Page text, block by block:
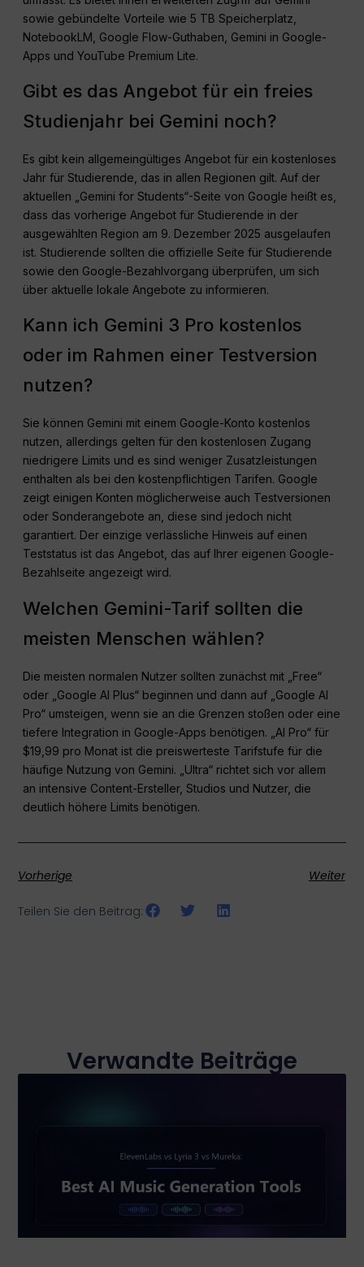
sowie gebündelte Vorteile wie 5 TB Speicherplatz,
NotebookLM, Google Flow-Guthaben, Gemini in Google-
Apps und YouTube Premium Lite.
Gibt es das Angebot für ein freies
Studienjahr bei Gemini noch?
Es gibt kein allgemeingültiges Angebot für ein kostenloses
Jahr für Studierende, das in allen Regionen gilt. Auf der
aktuellen „Gemini for Students“-Seite von Google heißt es,
dass das vorherige Angebot für Studierende in der
ausgewählten Region am 9. Dezember 2025 ausgelaufen
ist. Studierende sollten die offizielle Seite für Studierende
sowie den Google-Bezahlvorgang überprüfen, um sich
über aktuelle lokale Angebote zu informieren.
Kann ich Gemini 3 Pro kostenlos
oder im Rahmen einer Testversion
nutzen?
Sie können Gemini mit einem Google-Konto kostenlos
nutzen, allerdings gelten für den kostenlosen Zugang
niedrigere Limits und es sind weniger Zusatzleistungen
enthalten als bei den kostenpflichtigen Tarifen. Google
zeigt einigen Konten möglicherweise auch Testversionen
oder Sonderangebote an, diese sind jedoch nicht
garantiert. Der einzige verlässliche Hinweis auf einen
Teststatus ist das Angebot, das auf Ihrer eigenen Google-
Bezahlseite angezeigt wird.
Welchen Gemini-Tarif sollten die
meisten Menschen wählen?
Die meisten normalen Nutzer sollten zunächst mit „Free“
oder „Google AI Plus“ beginnen und dann auf „Google AI
Pro“ umsteigen, wenn sie an die Grenzen stoßen oder eine
tiefere Integration in Google-Apps benötigen. „AI Pro“ für
$19,99 pro Monat ist die preiswerteste Tarifstufe für die
häufige Nutzung von Gemini. „Ultra“ richtet sich vor allem
an intensive Content-Ersteller, Studios und Nutzer, die
deutlich höhere Limits benötigen.
Vorherige Weiter
Teilen Sie den Beitrag:
Verwandte Beiträge